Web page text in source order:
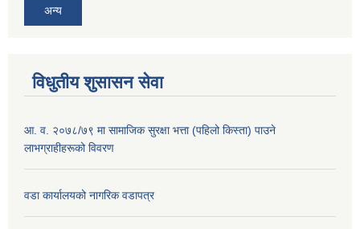
अन्य
विधुतीय शुसासन सेवा
आ. व. २०७८/७९ मा सामाजिक सुरक्षा भत्ता (पहिलो किस्ता) पाउने
लाभग्राहीहरूको विवरण
वडा कार्यालयको नागरिक वडापत्र